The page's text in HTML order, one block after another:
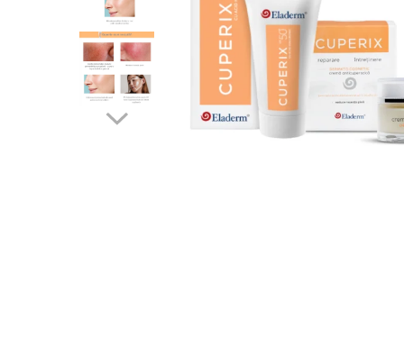
Produse pentru curatare
Creme Emoliente
Creme cu Uree
Produse pentru pete pigmentare
Evidence skincare